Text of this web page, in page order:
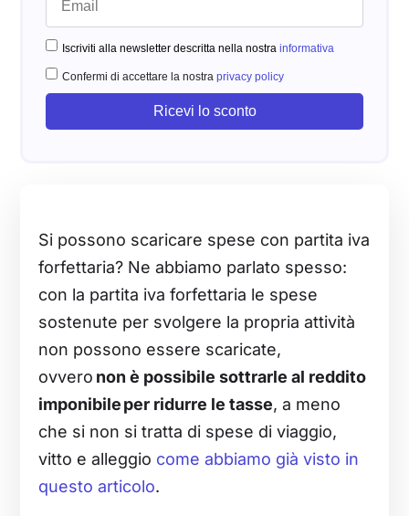
Iscriviti alla newsletter descritta nella nostra informativa
Confermi di accettare la nostra privacy policy
Ricevi lo sconto
Si possono scaricare spese con partita iva
forfettaria? Ne abbiamo parlato spesso:
con la partita iva forfettaria le spese
sostenute per svolgere la propria attività
non possono essere scaricate,
ovvero non è possibile sottrarle al reddito
imponibile per ridurre le tasse, a meno
che si non si tratta di spese di viaggio,
vitto e alleggio come abbiamo già visto in
questo articolo.